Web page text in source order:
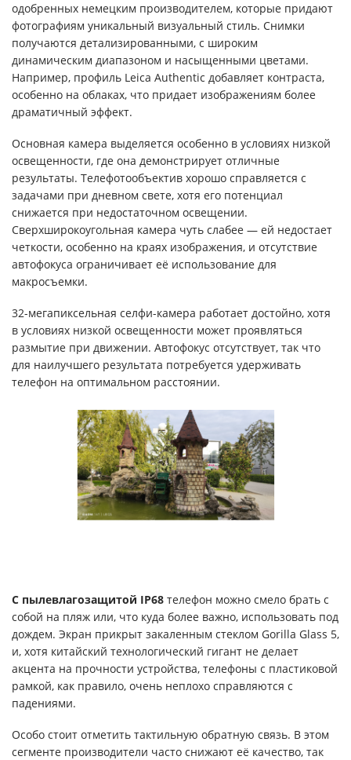
одобренных немецким производителем, которые придают
фотографиям уникальный визуальный стиль. Снимки
получаются детализированными, с широким
динамическим диапазоном и насыщенными цветами.
Например, профиль Leica Authentic добавляет контраста,
особенно на облаках, что придает изображениям более
драматичный эффект.
Основная камера выделяется особенно в условиях низкой
освещенности, где она демонстрирует отличные
результаты. Телефотообъектив хорошо справляется с
задачами при дневном свете, хотя его потенциал
снижается при недостаточном освещении.
Сверхширокоугольная камера чуть слабее — ей недостает
четкости, особенно на краях изображения, и отсутствие
автофокуса ограничивает её использование для
макросъемки.
32-мегапиксельная селфи-камера работает достойно, хотя
в условиях низкой освещенности может проявляться
размытие при движении. Автофокус отсутствует, так что
для наилучшего результата потребуется удерживать
телефон на оптимальном расстоянии.
С пылевлагозащитой IP68 телефон можно смело брать с
собой на пляж или, что куда более важно, использовать под
дождем. Экран прикрыт закаленным стеклом Gorilla Glass 5,
и, хотя китайский технологический гигант не делает
акцента на прочности устройства, телефоны с пластиковой
рамкой, как правило, очень неплохо справляются с
падениями.
Особо стоит отметить тактильную обратную связь. В этом
сегменте производители часто снижают её качество, так